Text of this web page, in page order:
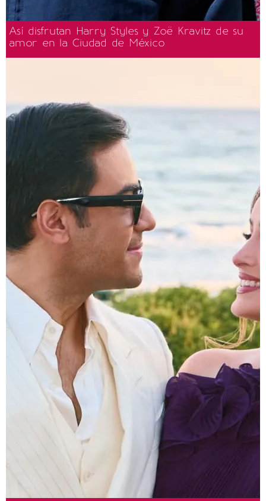
Así disfrutan Harry Styles y Zoë Kravitz de su
amor en la Ciudad de México